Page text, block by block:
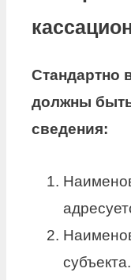
Стандартно
должны
сведения: